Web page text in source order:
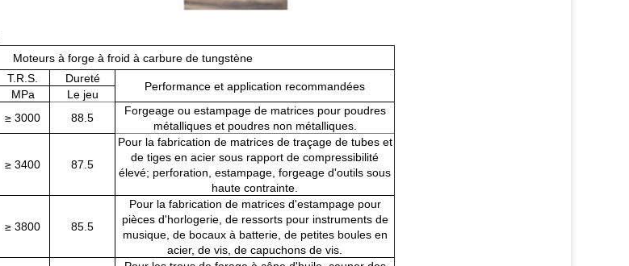
Moteurs à forge à froid à carbure de tungstène
T.R.S. Dureté
Performance et application recommandées
MPa
Le jeu
≥ 3000 88.5
Forgeage ou estampage de matrices pour poudres
métalliques et poudres non métalliques.
≥ 3400 87.5
Pour la fabrication de matrices de traçage de tubes et
de tiges en acier sous rapport de compressibilité
élevé; perforation, estampage, forgeage d'outils sous
haute contrainte.
≥ 3800 85.5
Pour la fabrication de matrices d'estampage pour
pièces d'horlogerie, de ressorts pour instruments de
musique, de bocaux à batterie, de petites boules en
acier, de vis, de capuchons de vis.